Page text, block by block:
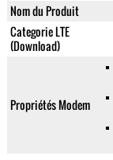
Nom du Produit
Categorie LTE
(Download)
Propriétés Modem